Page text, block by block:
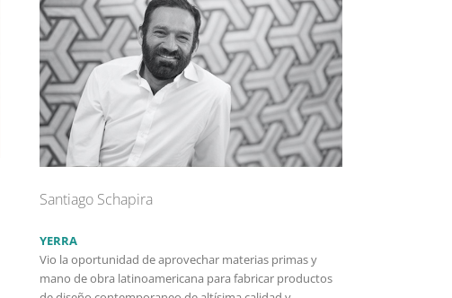
Santiago Schapira
YERRA
Vio la oportunidad de aprovechar materias primas y
mano de obra latinoamericana para fabricar productos